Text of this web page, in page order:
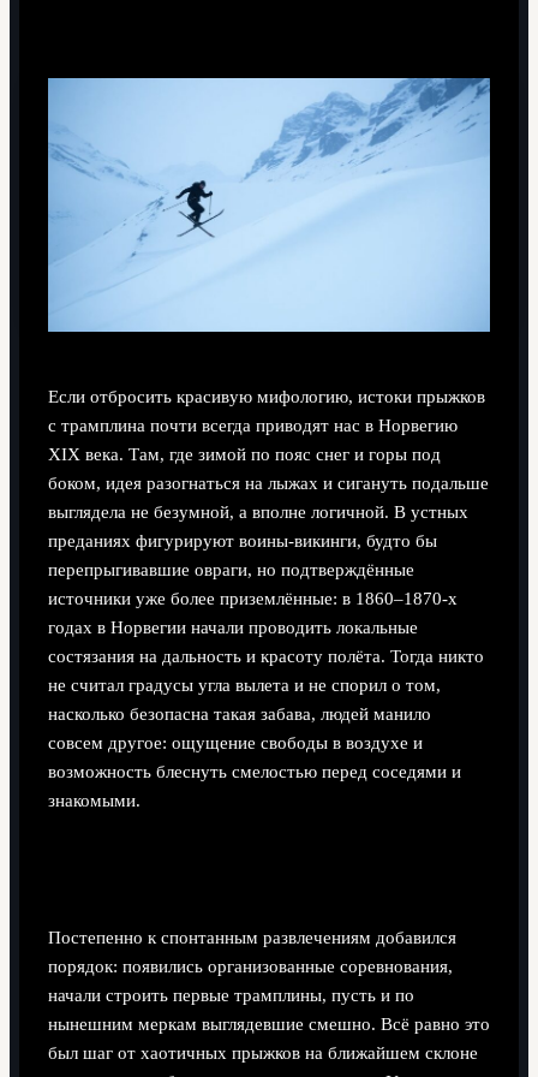
Если отбросить красивую мифологию, истоки прыжков
с трамплина почти всегда приводят нас в Норвегию
XIX века. Там, где зимой по пояс снег и горы под
боком, идея разогнаться на лыжах и сигануть подальше
выглядела не безумной, а вполне логичной. В устных
преданиях фигурируют воины-викинги, будто бы
перепрыгивавшие овраги, но подтверждённые
источники уже более приземлённые: в 1860–1870-х
годах в Норвегии начали проводить локальные
состязания на дальность и красоту полёта. Тогда никто
не считал градусы угла вылета и не спорил о том,
насколько безопасна такая забава, людей манило
совсем другое: ощущение свободы в воздухе и
возможность блеснуть смелостью перед соседями и
знакомыми.
Постепенно к спонтанным развлечениям добавился
порядок: появились организованные соревнования,
начали строить первые трамплины, пусть и по
нынешним меркам выглядевшие смешно. Всё равно это
был шаг от хаотичных прыжков на ближайшем склоне